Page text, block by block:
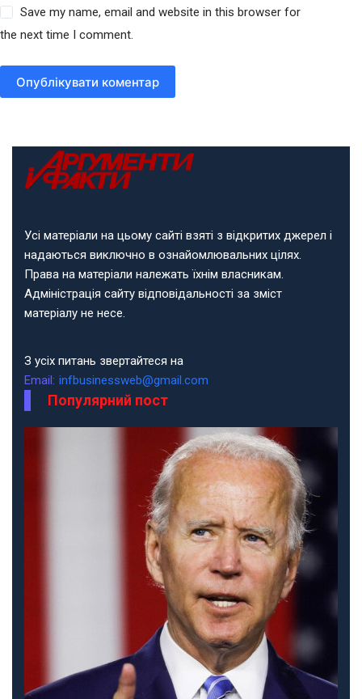
Save my name, email and website in this browser for
the next time I comment.
Опублікувати коментар
Усі матеріали на цьому сайті взяті з відкритих джерел і
надаються виключно в ознайомлювальних цілях.
Права на матеріали належать їхнім власникам.
Адміністрація сайту відповідальності за зміст
матеріалу не несе.
З усіх питань звертайтеся на
Email: infbusinessweb@gmail.com
Популярний пост